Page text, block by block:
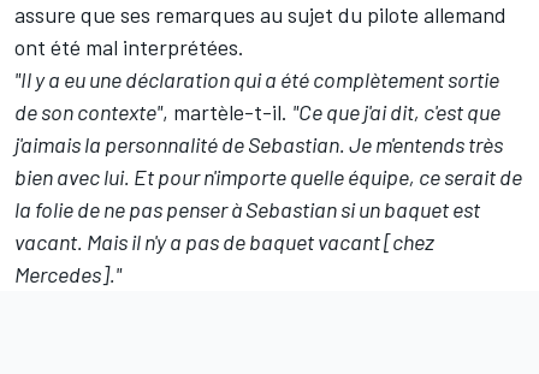
assure que ses remarques au sujet du pilote allemand
ont été mal interprétées.
"Il y a eu une déclaration qui a été complètement sortie
de son contexte", martèle-t-il. "Ce que j'ai dit, c'est que
j'aimais la personnalité de Sebastian. Je m'entends très
bien avec lui. Et pour n'importe quelle équipe, ce serait de
la folie de ne pas penser à Sebastian si un baquet est
vacant. Mais il n'y a pas de baquet vacant [chez
Mercedes]."